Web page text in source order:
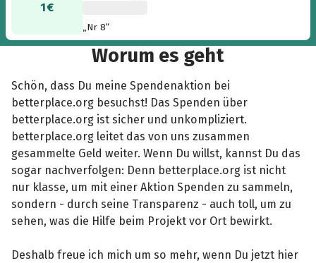
1 €
„Nr 8“
Worum es geht
Schön, dass Du meine Spendenaktion bei
betterplace.org besuchst! Das Spenden über
betterplace.org ist sicher und unkompliziert.
betterplace.org leitet das von uns zusammen
gesammelte Geld weiter. Wenn Du willst, kannst Du das
sogar nachverfolgen: Denn betterplace.org ist nicht
nur klasse, um mit einer Aktion Spenden zu sammeln,
sondern - durch seine Transparenz - auch toll, um zu
sehen, was die Hilfe beim Projekt vor Ort bewirkt.
Deshalb freue ich mich um so mehr, wenn Du jetzt hier